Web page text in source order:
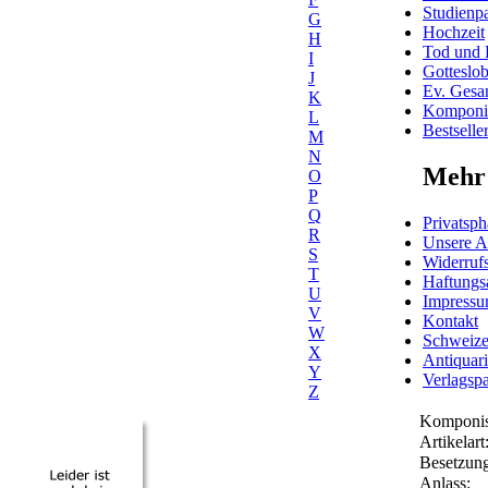
G
H
I
J
K
L
M
N
O
P
Q
R
S
T
U
V
W
X
Y
Z
Hochzeit
Tod und
Gotteslob
Ev.
Bestseller
Mehr
Unsere
Kontakt
Artikelart:
Anlass: